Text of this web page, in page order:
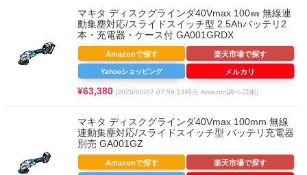
マキタ ディスクグラインダ40Vmax 100㎜ 無線連
動集塵対応/スライドスイッチ型 2.5Ahバッテリ2
本・充電器・ケース付 GA001GRDX
¥63,380 (2026/08/07 07:59:14時点 Amazon調べ-詳細)
Amazonで探す 楽天市場で探す
Yahooショッピング メルカリ
マキタ ディスクグラインダ40Vmax 100mm 無線
連動集塵対応/スライドスイッチ型 バッテリ充電器
別売 GA001GZ
Amazonで探す 楽天市場で探す